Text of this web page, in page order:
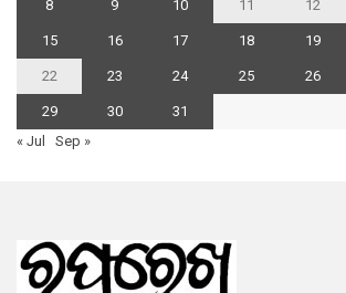
8 9 10 11 12
15 16 17 18 19
22 23 24 25 26
29 30
31
« Jul
Sep »